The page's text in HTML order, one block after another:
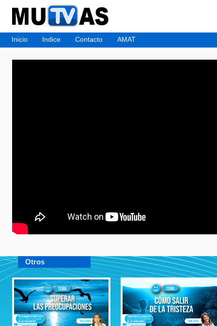
Inicio Indice Contacto AMAT
Otros